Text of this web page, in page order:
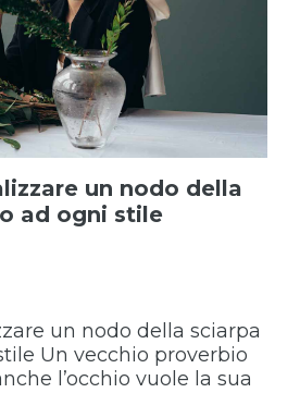
un nodo della
ad ogni stile
un nodo della sciarpa
Un vecchio proverbio
l’occhio vuole la sua